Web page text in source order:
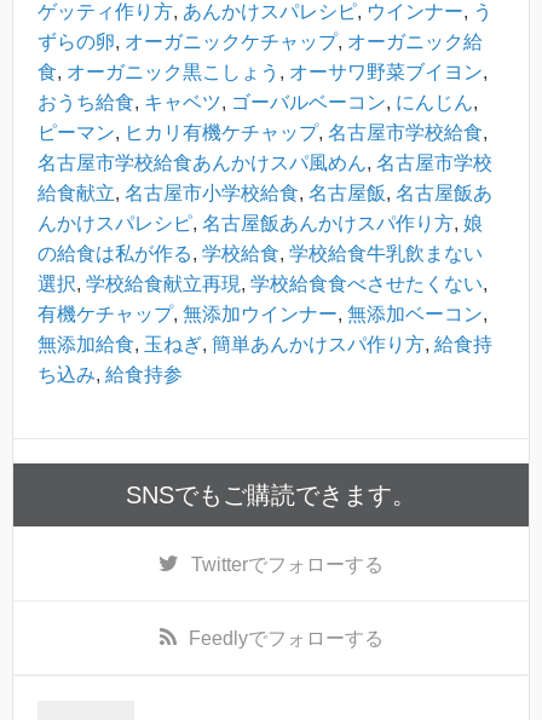
ゲッティ作り方, あんかけスパレシピ, ウインナー, う
ずらの卵, オーガニックケチャップ, オーガニック給
食, オーガニック黒こしょう , オーサワ野菜ブイヨン,
おうち給食, キャベツ, ゴーバルベーコン, にんじん,
ピーマン, ヒカリ有機ケチャップ, 名古屋市学校給食,
名古屋市学校給食あんかけスパ風めん, 名古屋市学校
給食献立, 名古屋市小学校給食, 名古屋飯, 名古屋飯あ
んかけスパレシピ, 名古屋飯あんかけスパ作り方, 娘
の給食は私が作る, 学校給食, 学校給食牛乳飲まない
選択, 学校給食献立再現, 学校給食食べさせたくない,
有機ケチャップ, 無添加ウインナー, 無添加ベーコン,
無添加給食, 玉ねぎ, 簡単あんかけスパ作り方, 給食持
ち込み, 給食持参
SNSでもご購読できます。
Twitterでフォローする
Feedlyでフォローする